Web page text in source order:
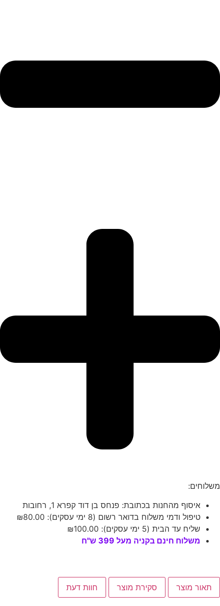
משלוחים:
איסוף מהחנות בכתובת: פנחס בן דוד קפרא 1, רחובות
טיפול ודמי משלוח בדואר רשום (8 ימי עסקים):
₪80.00
שליח עד הבית (5 ימי עסקים):
₪100.00
משלוח חינם בקניה מעל 399 ש"ח
תאור מוצר סקירת מוצר חוות דעת